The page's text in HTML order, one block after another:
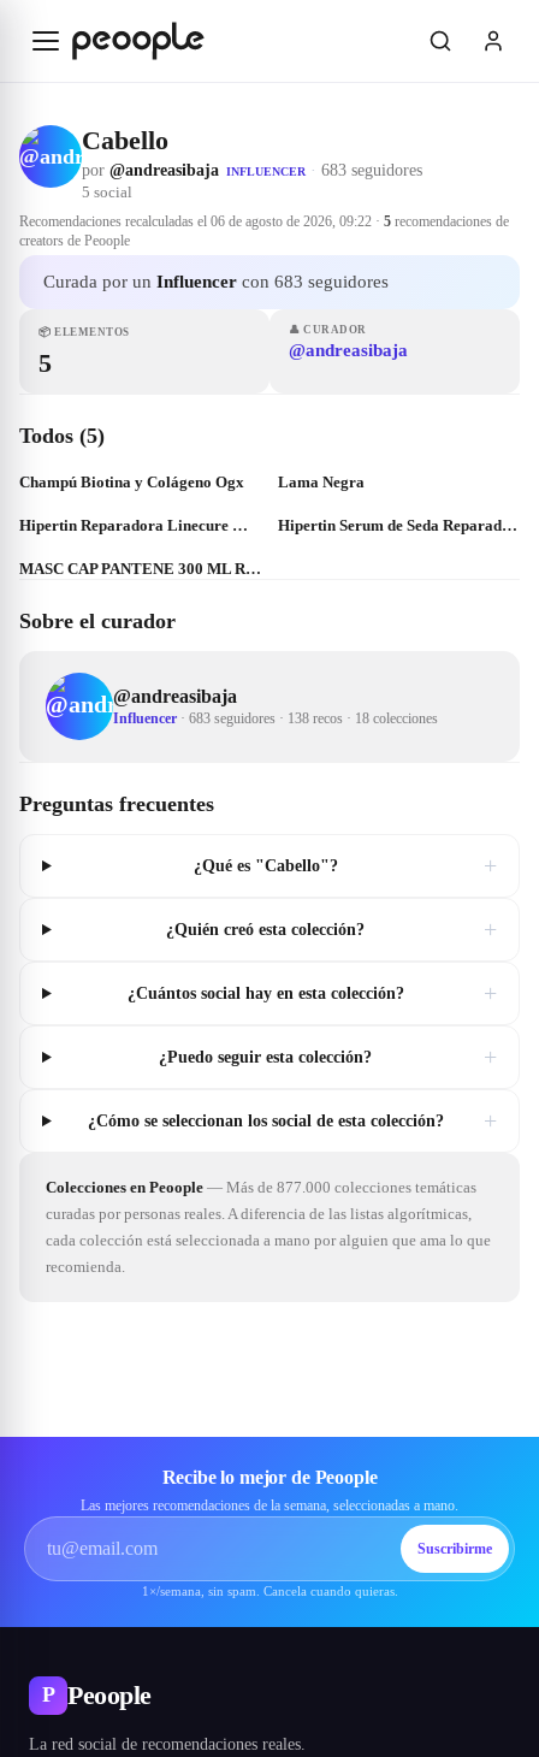
Cabello
por @andreasibaja INFLUENCER · 683 seguidores
5 social
Recomendaciones recalculadas el 06 de agosto de 2026, 09:22 · 5 recomendaciones de
creators de Peoople
Curada por un Influencer con 683 seguidores
📦 ELEMENTOS
5
👤 CURADOR
@andreasibaja
Todos (5)
Champú Biotina y Colágeno Ogx Lama Negra
Hipertin Reparadora Linecure Mascarilla Capilar Hipertin Serum de Seda Reparador Capilar
MASC CAP PANTENE 300 ML REPARA&PROTEG
Sobre el curador
@andreasibaja
Influencer · 683 seguidores · 138 recos · 18 colecciones
Preguntas frecuentes
¿Qué es "Cabello"? +
¿Quién creó esta colección? +
¿Cuántos social hay en esta colección? +
¿Puedo seguir esta colección? +
¿Cómo se seleccionan los social de esta colección? +
Colecciones en Peoople — Más de 877.000 colecciones temáticas
curadas por personas reales. A diferencia de las listas algorítmicas,
cada colección está seleccionada a mano por alguien que ama lo que
recomienda.
Recibe lo mejor de Peoople
Las mejores recomendaciones de la semana, seleccionadas a mano.
Suscribirme
1×/semana, sin spam. Cancela cuando quieras.
P Peoople
La red social de recomendaciones reales.